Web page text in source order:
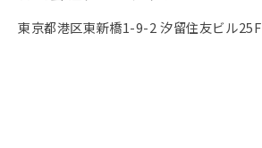
東京都港区東新橋1-9-2 汐留住友ビル25F